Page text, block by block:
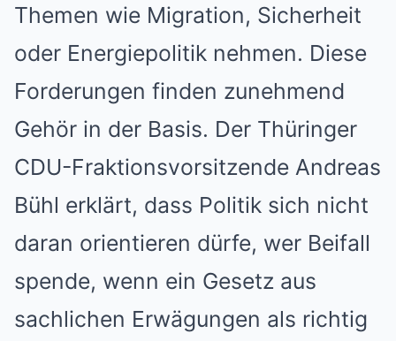
Themen wie Migration, Sicherheit
oder Energiepolitik nehmen. Diese
Forderungen finden zunehmend
Gehör in der Basis. Der Thüringer
CDU-Fraktionsvorsitzende Andreas
Bühl erklärt, dass Politik sich nicht
daran orientieren dürfe, wer Beifall
spende, wenn ein Gesetz aus
sachlichen Erwägungen als richtig